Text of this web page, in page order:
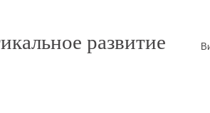
развитие